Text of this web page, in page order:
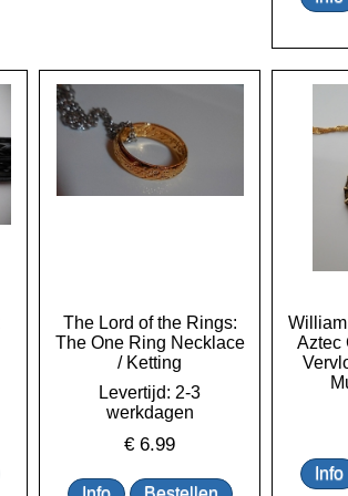
The Lord of the Rings:
The One Ring Necklace
/ Ketting
Levertijd: 2-3
werkdagen
€ 6.99
Aztec